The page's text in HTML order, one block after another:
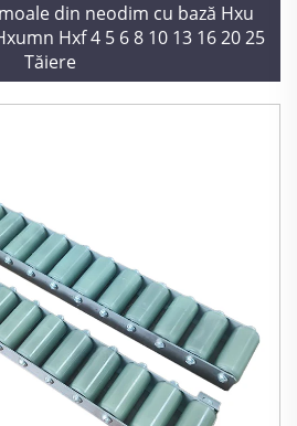
din neodim cu bază Hxu
Hxf 4 5 6 8 10 13 16 20 25
Tăiere